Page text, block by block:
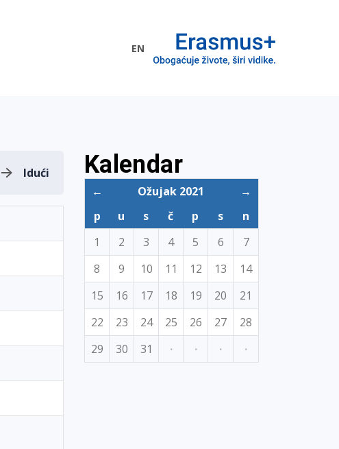
EU
EN
Idući Kalendar
← Ožujak 2021
→
p
u s č p s
n
1
2 3 4 5 6
7
8
9 10 11 12 13
14
15
16 17 18 19 20
21
22
23 24 25 26 27
28
29
30 31 · · · ·